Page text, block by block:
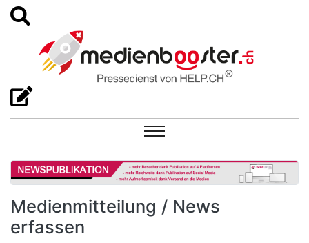
Medienmitteilung / News
erfassen